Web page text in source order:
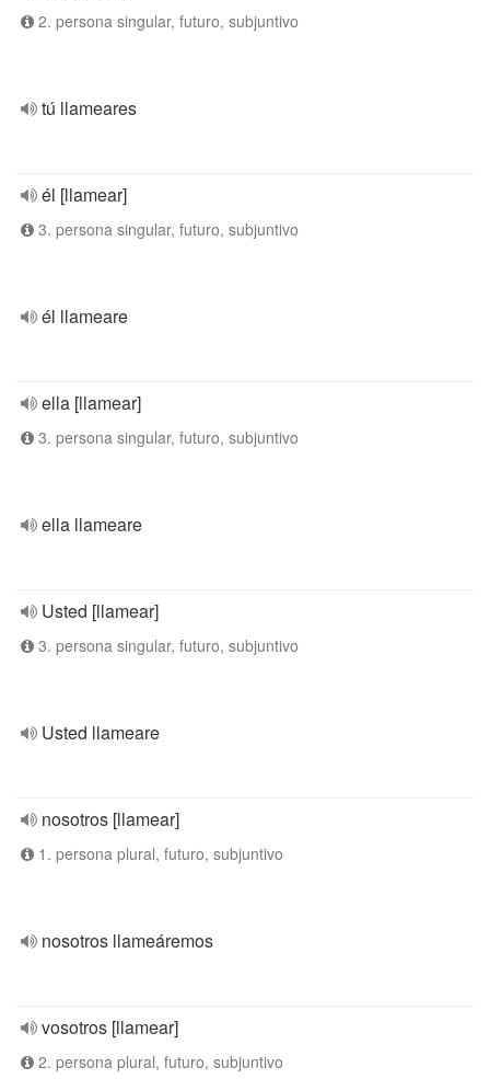
2. persona singular, futuro, subjuntivo
tú llameares
él [llamear]
3. persona singular, futuro, subjuntivo
él llameare
ella [llamear]
3. persona singular, futuro, subjuntivo
ella llameare
Usted [llamear]
3. persona singular, futuro, subjuntivo
Usted llameare
nosotros [llamear]
1. persona plural, futuro, subjuntivo
nosotros llameáremos
vosotros [llamear]
2. persona plural, futuro, subjuntivo